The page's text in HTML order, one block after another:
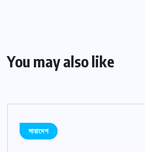
You may also like
সারাদেশ